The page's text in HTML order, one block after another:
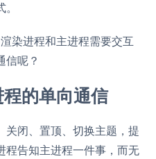
染进程和主进程需要交互
信呢？
的单向通信
关闭、置顶、切换主题，提
程告知主进程一件事，而无